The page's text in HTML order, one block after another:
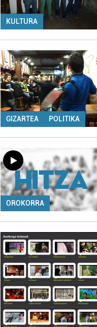
KULTURA
GIZARTEA POLITIKA
OROKORRA